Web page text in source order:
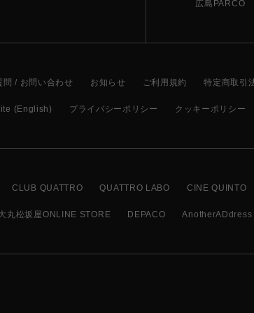
広島PARCO
問 / お問い合わせ お知らせ ご利用規約 特定商取引
(English) プライバシーポリシー クッキーポリシー
CLUB QUATTRO QUATTRO LABO CINE QUINTO
丸松坂屋ONLINE STORE DEPACO AnotherADdress